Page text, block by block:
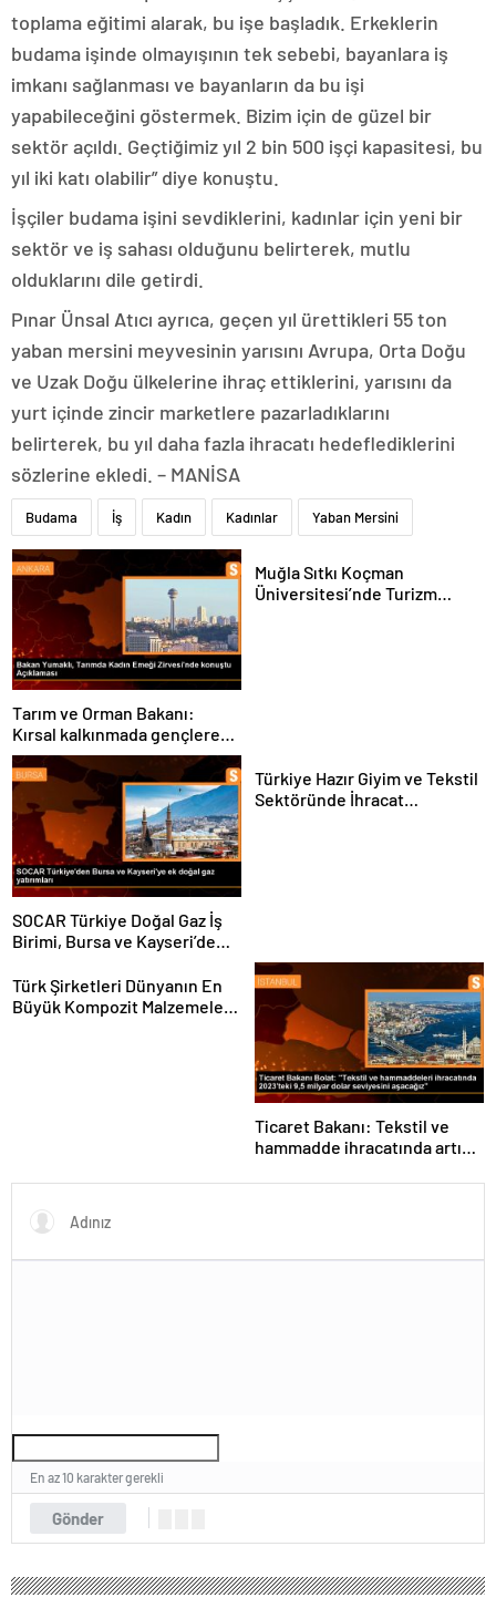
toplama eğitimi alarak, bu işe başladık. Erkeklerin
budama işinde olmayışının tek sebebi, bayanlara iş
imkanı sağlanması ve bayanların da bu işi
yapabileceğini göstermek. Bizim için de güzel bir
sektör açıldı. Geçtiğimiz yıl 2 bin 500 işçi kapasitesi, bu
yıl iki katı olabilir” diye konuştu.
İşçiler budama işini sevdiklerini, kadınlar için yeni bir
sektör ve iş sahası olduğunu belirterek, mutlu
olduklarını dile getirdi.
Pınar Ünsal Atıcı ayrıca, geçen yıl ürettikleri 55 ton
yaban mersini meyvesinin yarısını Avrupa, Orta Doğu
ve Uzak Doğu ülkelerine ihraç ettiklerini, yarısını da
yurt içinde zincir marketlere pazarladıklarını
belirterek, bu yıl daha fazla ihracatı hedeflediklerini
sözlerine ekledi. – MANİSA
Budama İş Kadın Kadınlar Yaban Mersini
Tarım ve Orman Bakanı:
Kırsal kalkınmada gençlere
ve kadınlara pozitif ayrımcılık
yapıyoruz
Muğla Sıtkı Koçman
Üniversitesi’nde Turizm
SOCAR Türkiye Doğal Gaz İş
Birimi, Bursa ve Kayseri’de
Türkiye Hazır Giyim ve Tekstil
Sektöründe İhracat
Türk Şirketleri Dünyanın En
Büyük Kompozit Malzemeler
Ticaret Bakanı: Tekstil ve
hammadde ihracatında artış
Gönder
En az 10 karakter gerekli